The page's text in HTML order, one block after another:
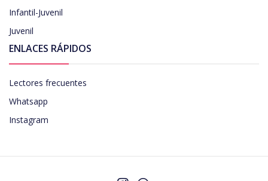
Infantil-Juvenil
Juvenil
ENLACES RÁPIDOS
Lectores frecuentes
Whatsapp
Instagram